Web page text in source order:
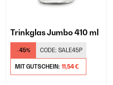
Trinkglas Jumbo 410 ml
-45% CODE: SALE45P
MIT GUTSCHEIN: 11,54 €